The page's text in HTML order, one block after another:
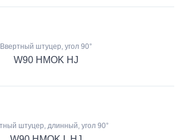
Ввертный штуцер, угол 90°
W90 HMOK HJ
штуцер, длинный, угол 90°